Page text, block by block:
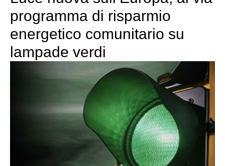
programma di risparmio
energetico comunitario su
lampade verdi